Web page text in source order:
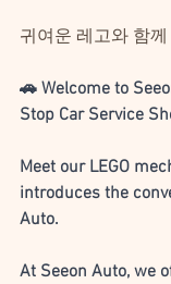
귀여운 레고와 함
🚗 Welcome to
Stop Car Service
Meet our LEGO
introduces the
Auto.
At Seeon Auto, we